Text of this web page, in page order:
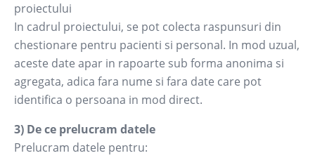
proiectului
In cadrul proiectului, se pot colecta raspunsuri din
chestionare pentru pacienti si personal. In mod uzual,
aceste date apar in rapoarte sub forma anonima si
agregata, adica fara nume si fara date care pot
identifica o persoana in mod direct.
3) De ce prelucram datele
Prelucram datele pentru: